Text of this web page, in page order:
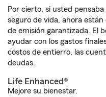
Por cierto, si usted
seguro de vida, ahora
de emisión garantizada. El
ayudar con los gastos
costos de entierro, las
deudas.
Life Enhanced®
Mejore su bienestar.